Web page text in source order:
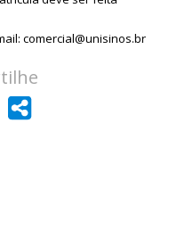
comercial@unisinos.br